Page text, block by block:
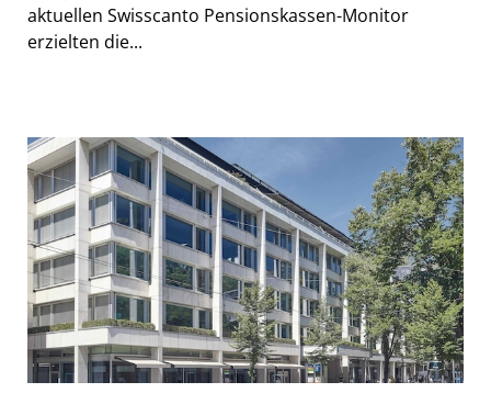
aktuellen Swisscanto Pensionskassen-Monitor
erzielten die...